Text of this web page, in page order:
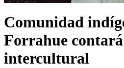
Comunidad
Forrahue
intercultural